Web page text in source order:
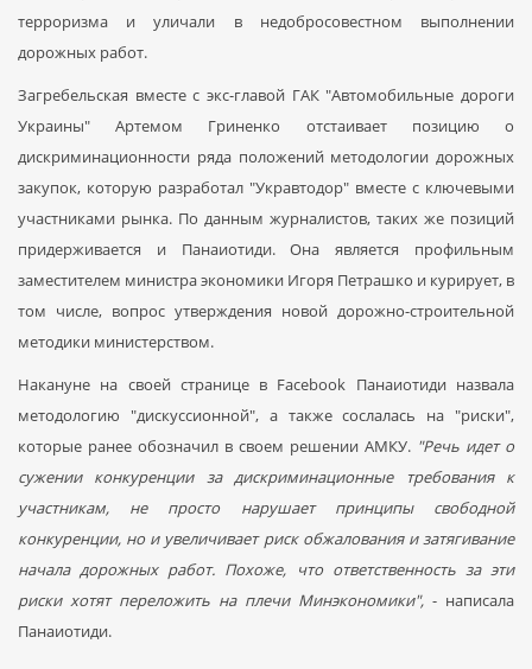
терроризма и уличали в недобросовестном выполнении
дорожных работ.
Загребельская вместе с экс-главой ГАК "Автомобильные дороги
Украины" Артемом Гриненко отстаивает позицию о
дискриминационности ряда положений методологии дорожных
закупок, которую разработал "Укравтодор" вместе с ключевыми
участниками рынка. По данным журналистов, таких же позиций
придерживается и Панаиотиди. Она является профильным
заместителем министра экономики Игоря Петрашко и курирует, в
том числе, вопрос утверждения новой дорожно-строительной
методики министерством.
Накануне на своей странице в Facebook Панаиотиди назвала
методологию "дискуссионной", а также сослалась на "риски",
которые ранее обозначил в своем решении АМКУ. "Речь идет о
сужении конкуренции за дискриминационные требования к
участникам, не просто нарушает принципы свободной
конкуренции, но и увеличивает риск обжалования и затягивание
начала дорожных работ. Похоже, что ответственность за эти
риски хотят переложить на плечи Минэкономики", - написала
Панаиотиди.